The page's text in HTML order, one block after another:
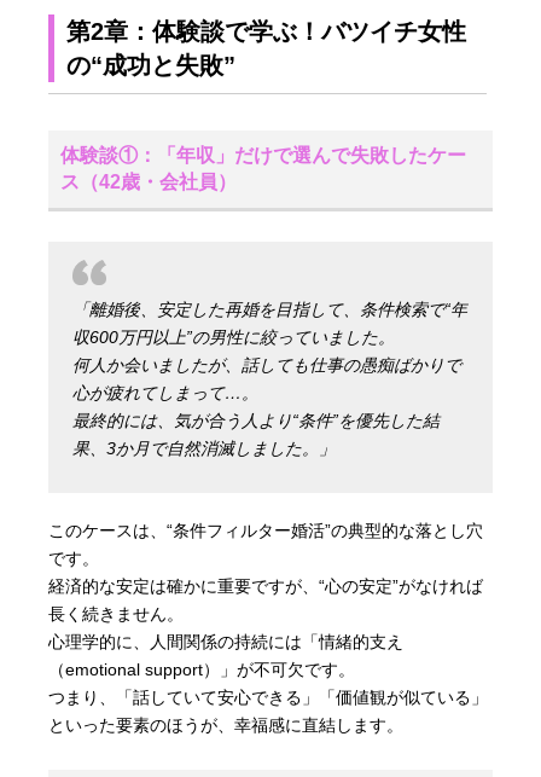
第2章：体験談で学ぶ！バツイチ女性
の“成功と失敗”
体験談①：「年収」だけで選んで失敗したケー
ス（42歳・会社員）
「離婚後、安定した再婚を目指して、条件検索で“年
収600万円以上”の男性に絞っていました。
何人か会いましたが、話しても仕事の愚痴ばかりで
心が疲れてしまって…。
最終的には、気が合う人より“条件”を優先した結
果、3か月で自然消滅しました。」
このケースは、“条件フィルター婚活”の典型的な落とし穴
です。
経済的な安定は確かに重要ですが、“心の安定”がなければ
長く続きません。
心理学的に、人間関係の持続には「情緒的支え
（emotional support）」が不可欠です。
つまり、「話していて安心できる」「価値観が似ている」
といった要素のほうが、幸福感に直結します。